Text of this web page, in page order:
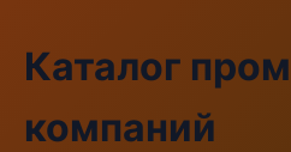
Каталог
компаний